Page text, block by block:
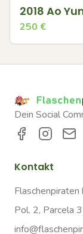
2018 Ao
250 €
Dein Social
Kontakt
Pol. 2, Parcela